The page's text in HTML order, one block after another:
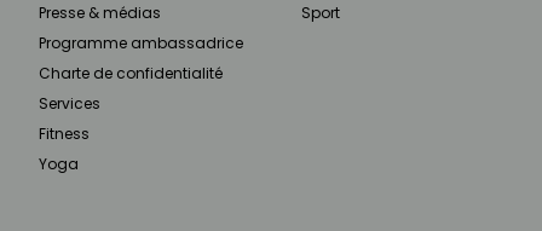
Presse & médias
Programme ambassadrice
Charte de confidentialité
Services
Fitness
Yoga
Sport